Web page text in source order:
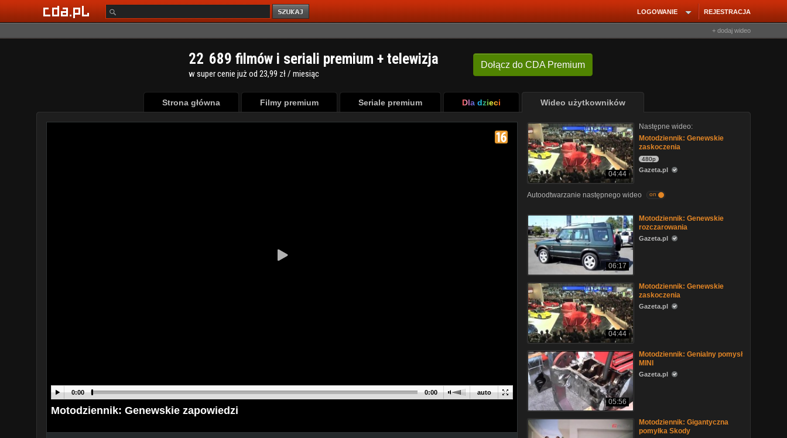
REJESTRACJA
LOGOWANIE
+ dodaj wideo
Dołącz do CDA Premium
22 689 filmów i seriali premium + telewizja
w super cenie już od 23,99 zł / miesiąc
Strona główna Filmy premium Seriale premium Dla dzieci Wideo użytkowników
auto
0:00 0:00
Motodziennik: Genewskie zapowiedzi
04:44
Następne wideo:
Motodziennik: Genewskie
zaskoczenia
480p
Gazeta.pl
Autoodtwarzanie następnego wideo on
06:17
Motodziennik: Genewskie
rozczarowania
Gazeta.pl
04:44
Motodziennik: Genewskie
zaskoczenia
Gazeta.pl
05:56
Motodziennik: Genialny pomysł
MINI
Gazeta.pl
Motodziennik: Gigantyczna
pomyłka Skody